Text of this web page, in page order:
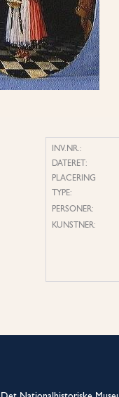
INV.NR.:
DATERET:
PLACERING
TYPE:
PERSONER:
KUNSTNER: